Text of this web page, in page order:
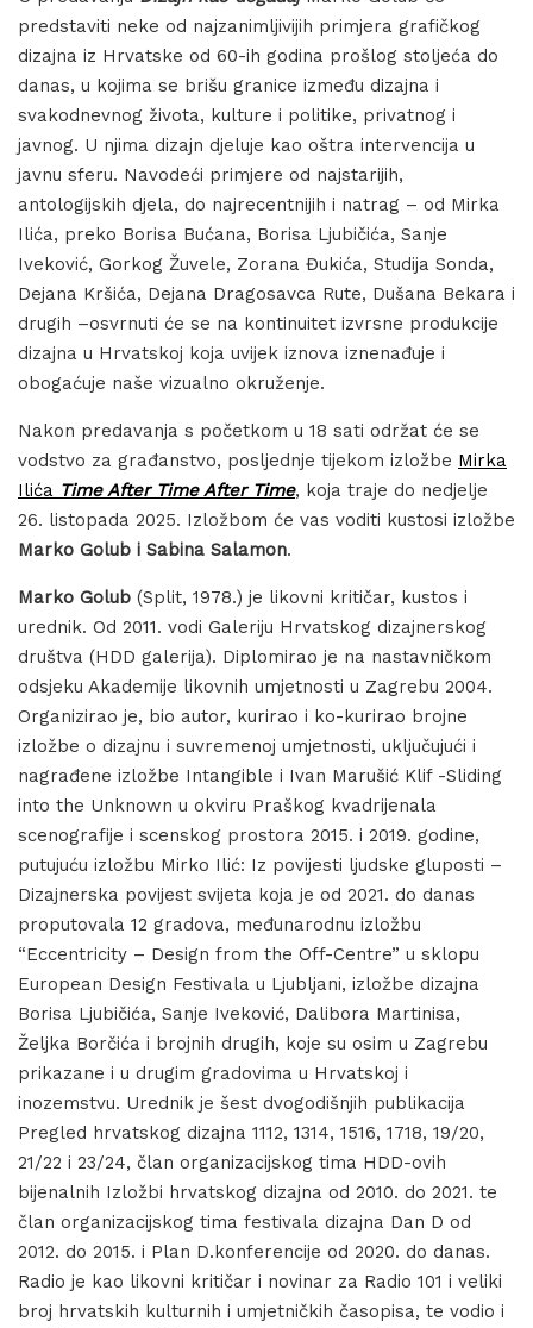
predstaviti neke od najzanimljivijih primjera grafičkog
dizajna iz Hrvatske od 60-ih godina prošlog stoljeća do
danas, u kojima se brišu granice između dizajna i
svakodnevnog života, kulture i politike, privatnog i
javnog. U njima dizajn djeluje kao oštra intervencija u
javnu sferu. Navodeći primjere od najstarijih,
antologijskih djela, do najrecentnijih i natrag – od Mirka
Ilića, preko Borisa Bućana, Borisa Ljubičića, Sanje
Iveković, Gorkog Žuvele, Zorana Đukića, Studija Sonda,
Dejana Kršića, Dejana Dragosavca Rute, Dušana Bekara i
drugih –osvrnuti će se na kontinuitet izvrsne produkcije
dizajna u Hrvatskoj koja uvijek iznova iznenađuje i
obogaćuje naše vizualno okruženje.
Nakon predavanja s početkom u 18 sati održat će se
vodstvo za građanstvo, posljednje tijekom izložbe Mirka
Ilića Time After Time After Time, koja traje do nedjelje
26. listopada 2025. Izložbom će vas voditi kustosi izložbe
Marko Golub i Sabina Salamon.
Marko Golub (Split, 1978.) je likovni kritičar, kustos i
urednik. Od 2011. vodi Galeriju Hrvatskog dizajnerskog
društva (HDD galerija). Diplomirao je na nastavničkom
odsjeku Akademije likovnih umjetnosti u Zagrebu 2004.
Organizirao je, bio autor, kurirao i ko-kurirao brojne
izložbe o dizajnu i suvremenoj umjetnosti, uključujući i
nagrađene izložbe Intangible i Ivan Marušić Klif -Sliding
into the Unknown u okviru Praškog kvadrijenala
scenografije i scenskog prostora 2015. i 2019. godine,
putujuću izložbu Mirko Ilić: Iz povijesti ljudske gluposti –
Dizajnerska povijest svijeta koja je od 2021. do danas
proputovala 12 gradova, međunarodnu izložbu
“Eccentricity – Design from the Off-Centre” u sklopu
European Design Festivala u Ljubljani, izložbe dizajna
Borisa Ljubičića, Sanje Iveković, Dalibora Martinisa,
Željka Borčića i brojnih drugih, koje su osim u Zagrebu
prikazane i u drugim gradovima u Hrvatskoj i
inozemstvu. Urednik je šest dvogodišnjih publikacija
Pregled hrvatskog dizajna 1112, 1314, 1516, 1718, 19/20,
21/22 i 23/24, član organizacijskog tima HDD-ovih
bijenalnih Izložbi hrvatskog dizajna od 2010. do 2021. te
član organizacijskog tima festivala dizajna Dan D od
2012. do 2015. i Plan D.konferencije od 2020. do danas.
Radio je kao likovni kritičar i novinar za Radio 101 i veliki
broj hrvatskih kulturnih i umjetničkih časopisa, te vodio i